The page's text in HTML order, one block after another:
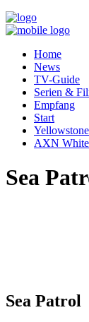
Home
News
TV-Guide
Serien &
Empfang
Start
Yellowstone
AXN White
Sea
Sea Patrol